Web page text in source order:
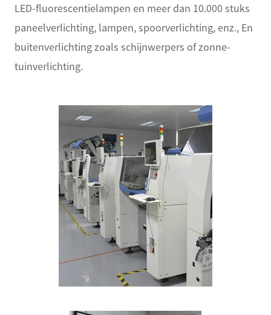
LED-fluorescentielampen en meer dan 10.000 stuks
paneelverlichting, lampen, spoorverlichting, enz., En
buitenverlichting zoals schijnwerpers of zonne-
tuinverlichting.